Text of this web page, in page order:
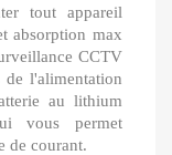
tout appareil
absorption max
CCTV
l'alimentation
au lithium
vous permet
de courant.